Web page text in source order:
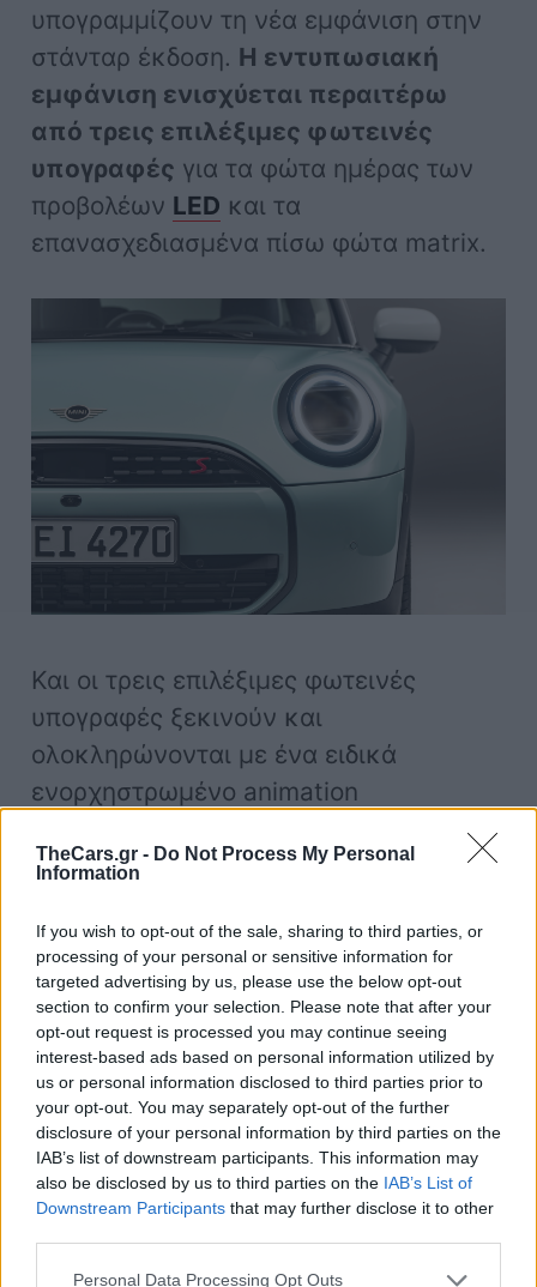
TheCars.gr - Do Not Process My Personal
Information
If you wish to opt-out of the sale, sharing to third parties, or
processing of your personal or sensitive information for
targeted advertising by us, please use the below opt-out
section to confirm your selection. Please note that after your
opt-out request is processed you may continue seeing
interest-based ads based on personal information utilized by
us or personal information disclosed to third parties prior to
your opt-out. You may separately opt-out of the further
disclosure of your personal information by third parties on the
IAB’s list of downstream participants. This information may
also be disclosed by us to third parties on the IAB’s List of
Downstream Participants that may further disclose it to other
Personal Data Processing Opt Outs
υπογραμμίζουν τη νέα εμφάνιση στην
στάνταρ έκδοση. Η εντυπωσιακή
εμφάνιση ενισχύεται περαιτέρω
από τρεις επιλέξιμες φωτεινές
υπογραφές για τα φώτα ημέρας των
προβολέων LED και τα
επανασχεδιασμένα πίσω φώτα matrix.
Και οι τρεις επιλέξιμες φωτεινές
υπογραφές ξεκινούν και
ολοκληρώνονται με ένα ειδικά
ενορχηστρωμένο animation
Καθαρές γραμμές